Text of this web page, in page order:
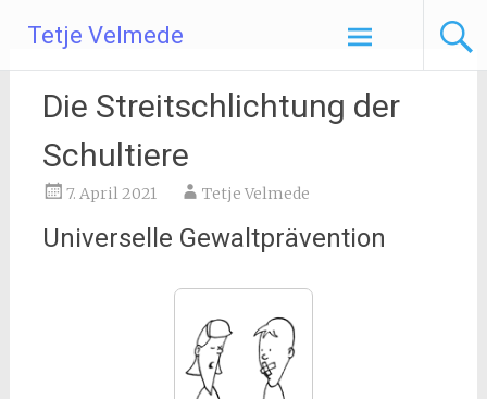
Inhalt
springen
Tetje Velmede
Die Streitschlichtung der
Schultiere
7. April 2021 Tetje Velmede
Universelle Gewaltprävention